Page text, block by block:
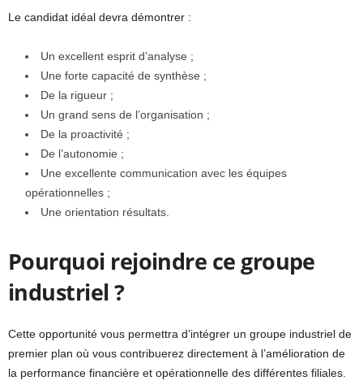
Le candidat idéal devra démontrer :
Un excellent esprit d’analyse ;
Une forte capacité de synthèse ;
De la rigueur ;
Un grand sens de l’organisation ;
De la proactivité ;
De l’autonomie ;
Une excellente communication avec les équipes
opérationnelles ;
Une orientation résultats.
Pourquoi rejoindre ce groupe
industriel ?
Cette opportunité vous permettra d’intégrer un groupe industriel de
premier plan où vous contribuerez directement à l’amélioration de
la performance financière et opérationnelle des différentes filiales.